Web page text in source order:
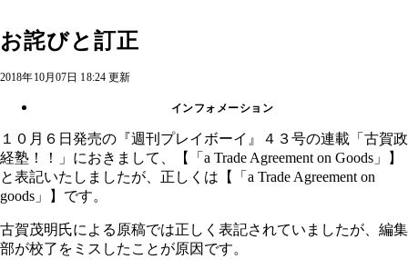
お詫びと訂正
2018年10月07日 18:24 更新
インフォメーション
１０月６日発売の『週刊プレイボーイ』４３号の連載「古賀政
経塾！！」におきまして、【「a Trade Agreement on Goods」】
と表記いたしましたが、正しくは【「a Trade Agreement on
goods」】です。
古賀茂明氏による原稿では正しく表記されていましたが、編集
部が校了をミスしたことが原因です。